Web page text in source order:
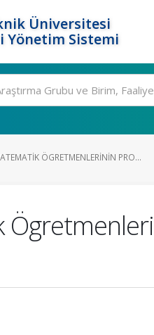
Üniversitesi
Yönetim Sistemi
ÖGRETMENLERININ PRO...